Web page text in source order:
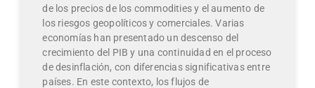
de los precios de los commodities y el aumento de
los riesgos geopolíticos y comerciales. Varias
economías han presentado un descenso del
crecimiento del PIB y una continuidad en el proceso
de desinflación, con diferencias significativas entre
países. En este contexto, los flujos de